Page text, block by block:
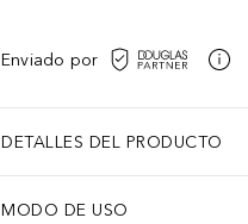
Enviado por
DETALLES DEL PRODUCTO
MODO DE USO